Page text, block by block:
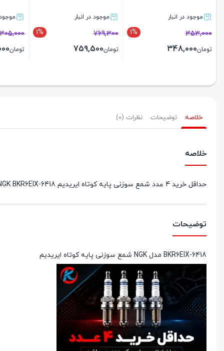
2%
موجود در انبار
2% 530,000
تومان519,000
موجود در انبار
2% 270,000
تومان264,600
خلاصه توضیحات نظرات (0)
خلاصه
حداقل خرید 4 عدد شمع سوزنی پایه کوتاه ایریدیم NGK BKR6EIX-6418 با جرقه قدرتمند و عمر بالا، مناسب خودروهای ایرانی دارای پایه کوتاه.
توضیحات
شمع سوزنی پایه کوتاه ایریدیم NGK مدل BKR6EIX-6418